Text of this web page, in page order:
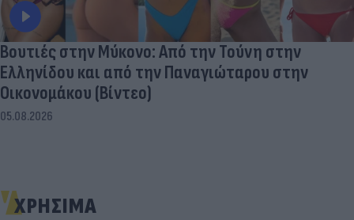
Βουτιές στην Μύκονo: Από την Τούνη στην
Ελληνίδου και από την Παναγιώταρου στην
Οικονομάκου (Βίντεο)
05.08.2026
ΧΡΗΣΙΜΑ